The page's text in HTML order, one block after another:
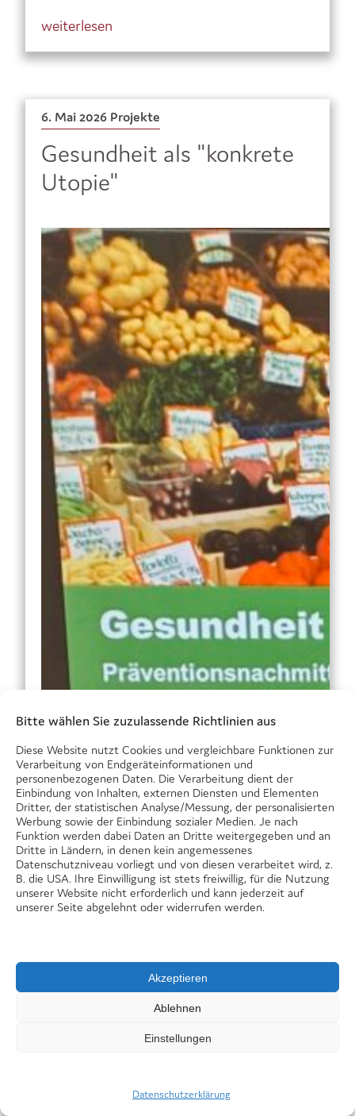
Bitte wählen Sie zuzulassende Richtlinien aus
Diese Website nutzt Cookies und vergleichbare Funktionen zur
Verarbeitung von Endgeräteinformationen und
personenbezogenen Daten. Die Verarbeitung dient der
Einbindung von Inhalten, externen Diensten und Elementen
Dritter, der statistischen Analyse/Messung, der personalisierten
Werbung sowie der Einbindung sozialer Medien. Je nach
Funktion werden dabei Daten an Dritte weitergegeben und an
Dritte in Ländern, in denen kein angemessenes
Datenschutzniveau vorliegt und von diesen verarbeitet wird, z.
B. die USA. Ihre Einwilligung ist stets freiwillig, für die Nutzung
unserer Website nicht erforderlich und kann jederzeit auf
unserer Seite abgelehnt oder widerrufen werden.
Akzeptieren
Ablehnen
Einstellungen
Datenschutzerklärung
weiterlesen
6. Mai 2026 Projekte
Gesundheit als "konkrete
Utopie"
Am 6. Mai 2026 um 17 Uhr fand im Ernst-
Bloch-Zentrum der Präventionsnachmittag
statt. Seit mehreren Jahren bietet diese
Lebensblicke gemeinsam mit der